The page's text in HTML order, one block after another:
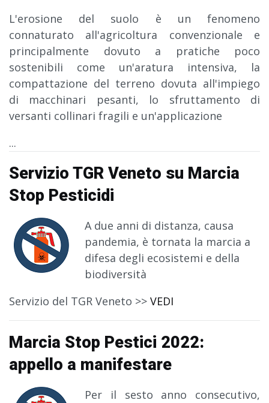
L'erosione del suolo è un fenomeno
connaturato all'agricoltura convenzionale e
principalmente dovuto a pratiche poco
sostenibili come un'aratura intensiva, la
compattazione del terreno dovuta all'impiego
di macchinari pesanti, lo sfruttamento di
versanti collinari fragili e un'applicazione
...
Servizio TGR Veneto su Marcia
Stop Pesticidi
A due anni di distanza, causa
pandemia, è tornata la marcia a
difesa degli ecosistemi e della
biodiversità
Servizio del TGR Veneto >> VEDI
Marcia Stop Pestici 2022:
appello a manifestare
Per il sesto anno consecutivo,